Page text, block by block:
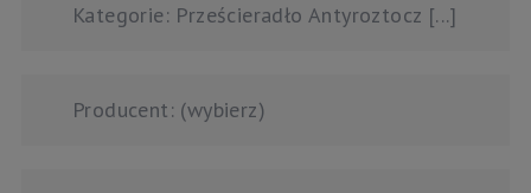
Kategorie: Prześcieradło Antyroztocz [...]
Producent: (wybierz)